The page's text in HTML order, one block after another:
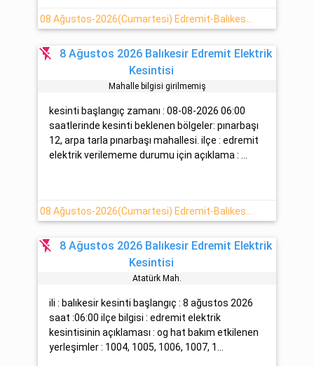
flash_off
8 Ağustos 2026 Balıkesir Edremit Elektrik
Kesintisi
Mahalle bilgisi girilmemiş
kesinti başlangıç zamanı : 08-08-2026 06:00
saatlerinde kesinti beklenen bölgeler: pınarbaşı
12, arpa tarla pınarbaşı mahallesi. ilçe : edremit
elektrik verilememe durumu için açıklama : ...
flash_off
8 Ağustos 2026 Balıkesir Edremit Elektrik
Kesintisi
Atatürk Mah.
ili : balıkesir kesinti başlangıç : 8 ağustos 2026
saat :06:00 ilçe bilgisi : edremit elektrik
kesintisinin açıklaması : og hat bakım etkilenen
yerleşimler : 1004, 1005, 1006, 1007, 1...